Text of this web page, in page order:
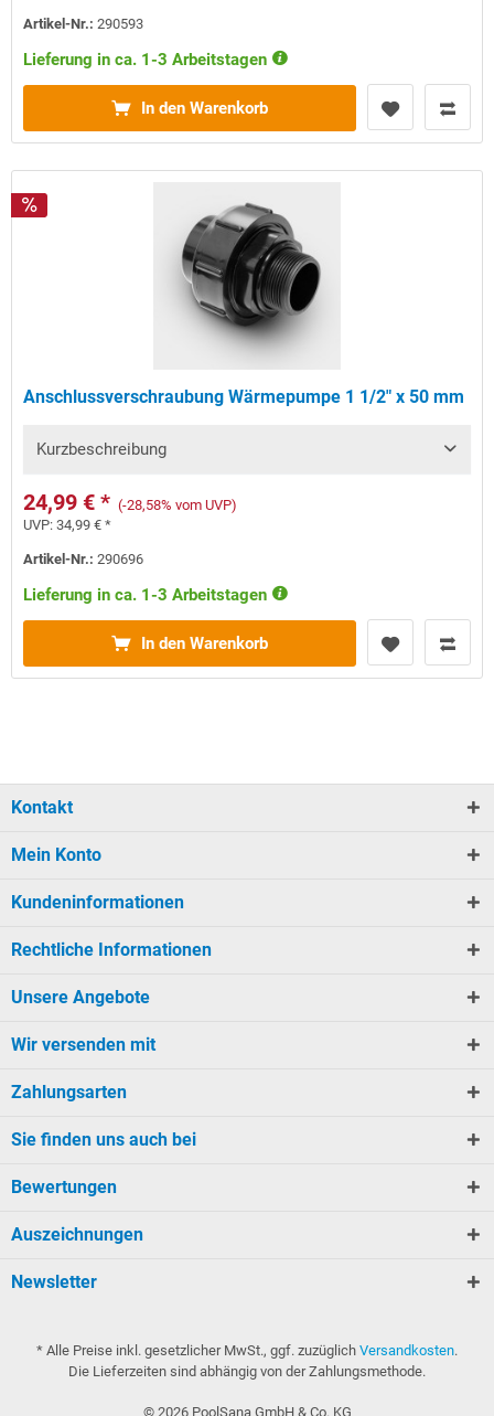
Artikel-Nr.:290593
Lieferung in ca. 1-3 Arbeitstagen
In den Warenkorb
Anschlussverschraubung Wärmepumpe 1 1/2" x 50 mm
Kurzbeschreibung
24,99 € * (-28,58% vom UVP)
UVP:34,99 € *
Artikel-Nr.:290696
Lieferung in ca. 1-3 Arbeitstagen
In den Warenkorb
Kontakt
Mein Konto
Kundeninformationen
Rechtliche Informationen
Unsere Angebote
Wir versenden mit
Zahlungsarten
Sie finden uns auch bei
Bewertungen
Auszeichnungen
Newsletter
* Alle Preise inkl. gesetzlicher MwSt., ggf. zuzüglich Versandkosten.
Die Lieferzeiten sind abhängig von der Zahlungsmethode.
© 2026PoolSana GmbH & Co. KG